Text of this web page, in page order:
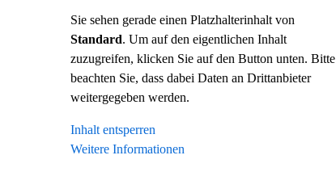
Sie sehen gerade einen Platzhalterinhalt von
Standard. Um auf den eigentlichen Inhalt
zuzugreifen, klicken Sie auf den Button unten. Bitte
beachten Sie, dass dabei Daten an Drittanbieter
weitergegeben werden.
Inhalt entsperren
Weitere Informationen